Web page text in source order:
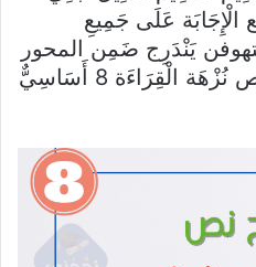
الْإِجَابَة عَلَى جَمِيعِ
يَنْدَرِج ضَمِن المحور
4 الرَّابِعِ مِنْ كِتَابِ النُّصُوص نُزْهَة الْقِرَاءَة 8 أَسَاسِيٌّ